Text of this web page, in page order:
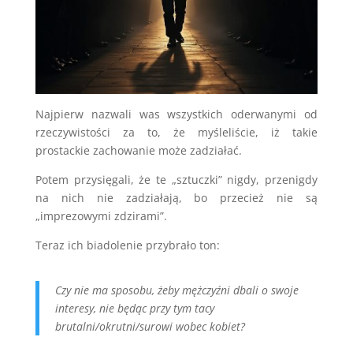
Najpierw nazwali was wszystkich oderwanymi od
rzeczywistości za to, że myśleliście, iż takie
prostackie zachowanie może zadziałać.
Potem przysięgali, że te „sztuczki” nigdy, przenigdy
na nich nie zadziałają, bo przecież nie są
„imprezowymi zdzirami”.
Teraz ich biadolenie przybrało ton:
Czy nie ma sposobu, żeby mężczyźni dbali o swoje
interesy, nie będąc przy tym tacy
brutalni/okrutni/surowi wobec kobiet?